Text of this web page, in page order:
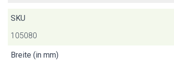
SKU
105080
Breite (in mm)